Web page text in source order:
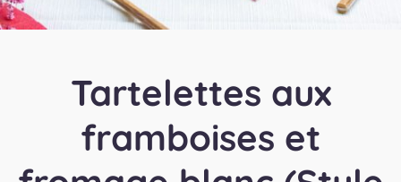
Tartelettes aux
framboises et